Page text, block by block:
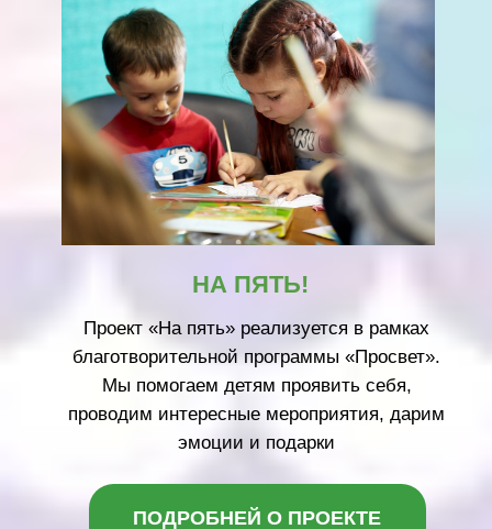
ПОДРОБНЕЙ О ПРОЕКТЕ
Благотворительный фонд "СЕРДЦЕ -
ДЕТЯМ" реализует проект по установке
памятника на территории городского округа
Люберцы в честь подвига
железнодорожников в годы Великой
Отечественной войны 1941-1945 гг.
ПРОЕКТ РЕАЛИЗОВАН